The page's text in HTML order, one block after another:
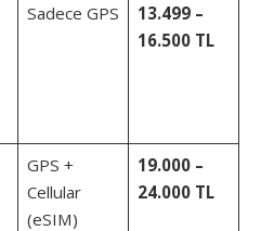
Sadece GPS
13.499 –
16.500 TL
GPS +
Cellular
(eSIM)
19.000 –
24.000 TL